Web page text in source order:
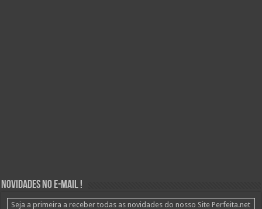
Novidades no E-mail !
Seja a primeira a receber todas as novidades do nosso Site Perfeita.net